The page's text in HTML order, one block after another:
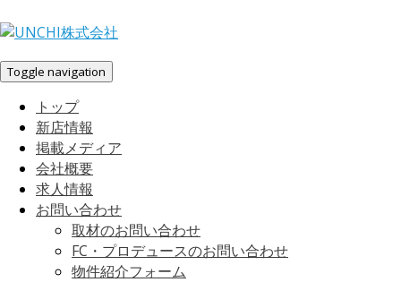
Toggle navigation
トップ
新店情報
掲載メディア
会社概要
求人情報
お問い合わせ
取材のお問い合わせ
FC・プロデュースのお問い合わせ
物件紹介フォーム